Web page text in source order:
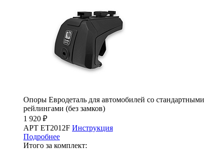
Опоры Евродеталь для автомобилей со стандартными
рейлингами (без замков)
1 920 ₽
АРТ ET2012F Инструкция
Подробнее
Итого за комплект: